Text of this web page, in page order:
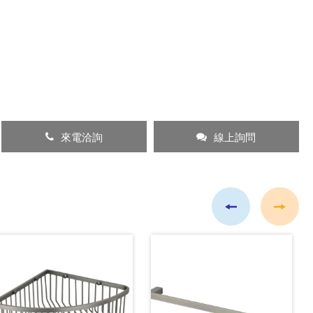
來電洽詢 線上詢問